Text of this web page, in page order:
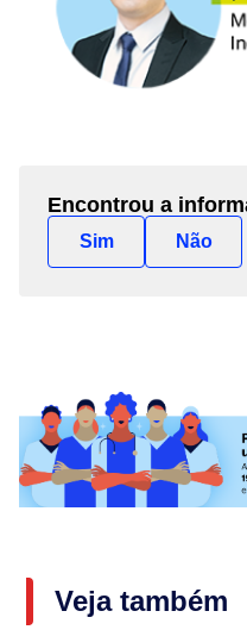
Encontrou a
Sim Não
Veja também